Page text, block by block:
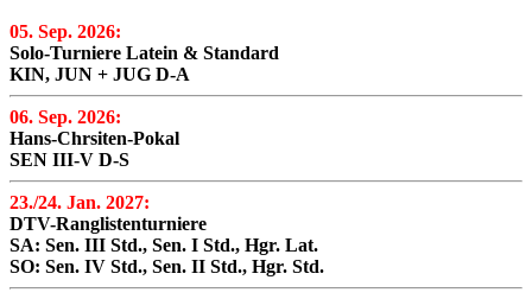
05. Sep. 2026:
Solo-Turniere Latein & Standard
KIN, JUN + JUG D-A
06. Sep. 2026:
Hans-Chrsiten-Pokal
SEN III-V D-S
23./24. Jan. 2027:
DTV-Ranglistenturniere
SA: Sen. III Std., Sen. I Std., Hgr. Lat.
SO: Sen. IV Std., Sen. II Std., Hgr. Std.